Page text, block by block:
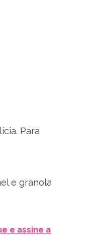
Para
e granola
e assine a